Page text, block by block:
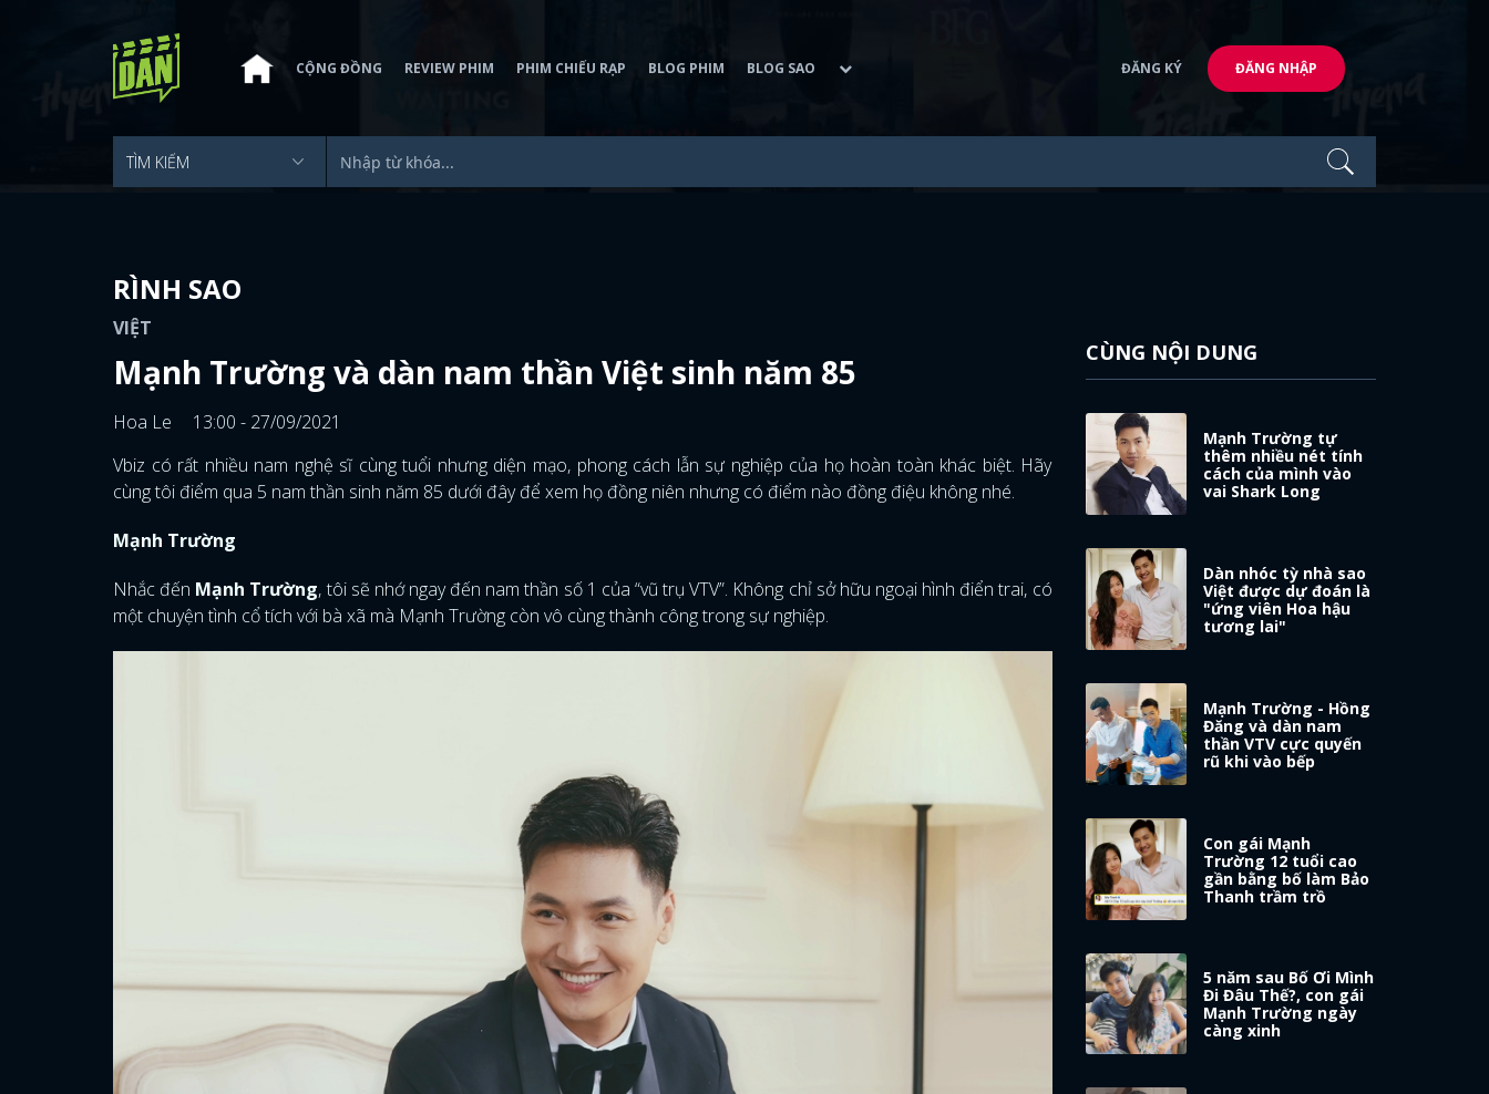
CỘNG ĐỒNG REVIEW PHIM PHIM CHIẾU RẠP BLOG PHIM BLOG SAO ĐĂNG KÝ ĐĂNG NHẬP
RÌNH SAO
VIỆT
Mạnh Trường và dàn nam thần Việt sinh năm 85
Hoa Le
13:00 - 27/09/2021
Vbiz có rất nhiều nam nghệ sĩ cùng tuổi nhưng diện mạo, phong cách lẫn sự nghiệp của họ hoàn toàn khác biệt. Hãy
cùng tôi điểm qua 5 nam thần sinh năm 85 dưới đây để xem họ đồng niên nhưng có điểm nào đồng điệu không nhé.
Mạnh Trường
Nhắc đến Mạnh Trường, tôi sẽ nhớ ngay đến nam thần số 1 của “vũ trụ VTV”. Không chỉ sở hữu ngoại hình điển trai, có
một chuyện tình cổ tích với bà xã mà Mạnh Trường còn vô cùng thành công trong sự nghiệp.
CÙNG NỘI DUNG
Mạnh Trường tự
thêm nhiều nét tính
cách của mình vào
vai Shark Long
Dàn nhóc tỳ nhà sao
Việt được dự đoán là
"ứng viên Hoa hậu
tương lai"
Mạnh Trường - Hồng
Đăng và dàn nam
thần VTV cực quyến
rũ khi vào bếp
Con gái Mạnh
Trường 12 tuổi cao
gần bằng bố làm Bảo
Thanh trầm trồ
5 năm sau Bố Ơi Mình
Đi Đâu Thế?, con gái
Mạnh Trường ngày
càng xinh